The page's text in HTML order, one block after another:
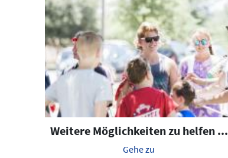
Weitere Möglichkeiten zu helfen ...
Gehe zu